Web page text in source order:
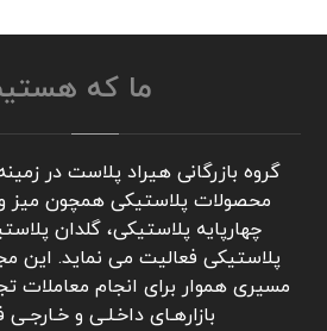
ما که
گروه بازرگانی هیراد پلاست در
محصولات پلاستیکی همچون میز
چهارپایه پلاستیکی، گلدان
پلاستیکی فعالیت می نماید. این
مسیری هموار برای انجام معاملات
بازارهـای داخـلـی و خـارجـی